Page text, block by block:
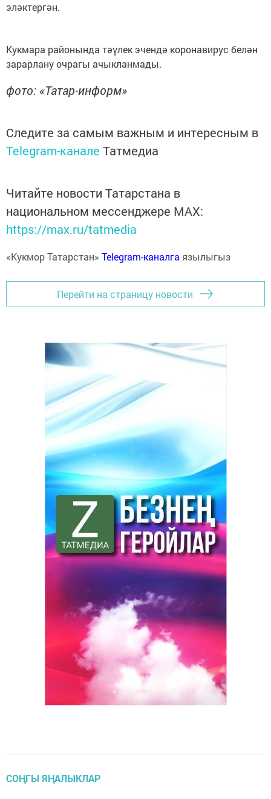
эләктергән.
Кукмара районында тәүлек эчендә коронавирус белән
зарарлану очрагы ачыкланмады.
фото: «Татар-информ»
Следите за самым важным и интересным в
Telegram-канале Татмедиа
Читайте новости Татарстана в
национальном мессенджере MАХ:
https://max.ru/tatmedia
«Кукмор Татарстан» Telegram-каналга язылыгыз
Перейти на страницу новости
СОҢГЫ ЯҢАЛЫКЛАР